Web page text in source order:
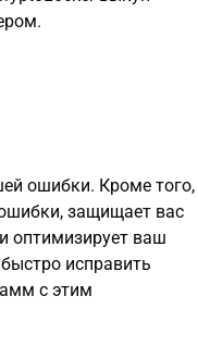
ошибки. Кроме того,
защищает вас
оптимизирует ваш
исправить
с этим